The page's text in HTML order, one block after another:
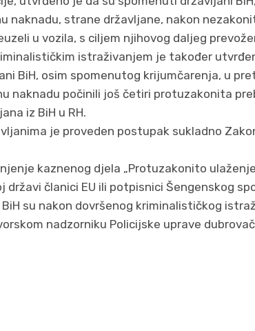
naknadu, strane državljane, nakon
u vozila, s ciljem njihovog daljeg
istraživanjem je također
BiH, osim spomenutog krijumčarenja, u
naknadu počinili još četiri protuzakonita
iz BiH u RH.
je proveden postupak sukladno
kaznenog djela „Protuzakonito
državi članici EU ili potpisnici Šengenskog
su nakon dovršenog kriminalističkog
nadzorniku Policijske uprave